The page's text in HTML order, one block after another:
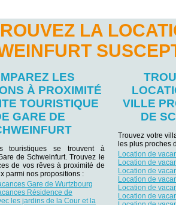
LA
LES
À PROXIMITÉ
TOURISTIQUE
GARE DE
touristiques se trouvent à
de Schweinfurt. Trouvez le
de vos rêves à proximité de
parmi nos propositions :
Gare de Wurtzbourg
Résidence de
les jardins de la Cour et la
VILLE
DE
Trouvez votre
les plus proches
Location de
Location de
Location de
Location de
Location de
Location de